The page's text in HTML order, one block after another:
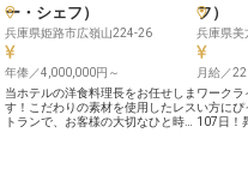
ー・シェフ ）
兵庫県姫路市広嶺山224-26
年俸／4,000,000円～
当ホテルの洋食料理長をお任せしま
す！こだわりの素材を使用したレス
トランで、お客様の大切なひと時を
フ ）
兵庫県美
月給／
ワークラ
い方にぴ
107日！